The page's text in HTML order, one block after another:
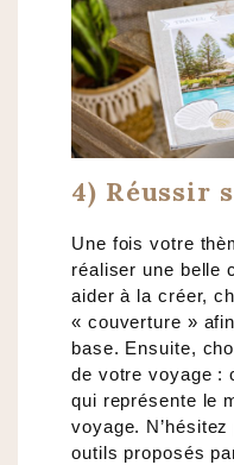
4) Réussir
Une fois votre
réaliser une belle
aider à la créer,
« couverture »
base. Ensuite,
de votre voyage :
qui représente le
voyage.
outils proposés